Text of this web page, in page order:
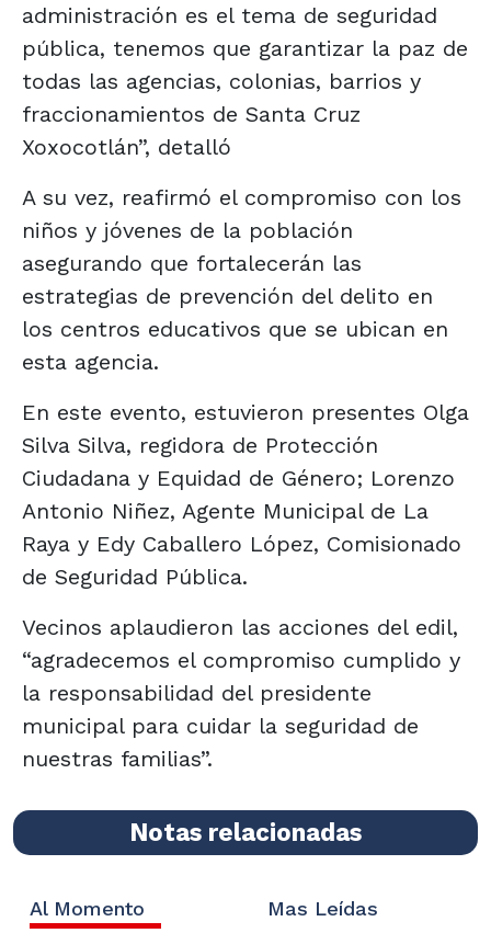
administración es el tema de seguridad
pública, tenemos que garantizar la paz de
todas las agencias, colonias, barrios y
fraccionamientos de Santa Cruz
Xoxocotlán”, detalló
A su vez, reafirmó el compromiso con los
niños y jóvenes de la población
asegurando que fortalecerán las
estrategias de prevención del delito en
los centros educativos que se ubican en
esta agencia.
En este evento, estuvieron presentes Olga
Silva Silva, regidora de Protección
Ciudadana y Equidad de Género; Lorenzo
Antonio Niñez, Agente Municipal de La
Raya y Edy Caballero López, Comisionado
de Seguridad Pública.
Vecinos aplaudieron las acciones del edil,
“agradecemos el compromiso cumplido y
la responsabilidad del presidente
municipal para cuidar la seguridad de
nuestras familias”.
Notas relacionadas
Al Momento Mas Leídas